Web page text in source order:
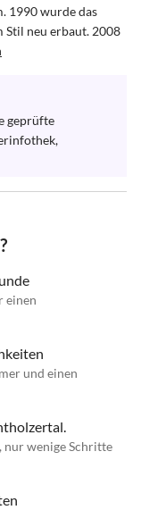
1990 wurde das
Stil neu erbaut. 2008
geprüfte
einen
und einen
nur wenige Schritte